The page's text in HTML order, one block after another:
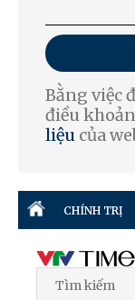
Bằng việc
điều
liệu của
CHÍNH TRỊ